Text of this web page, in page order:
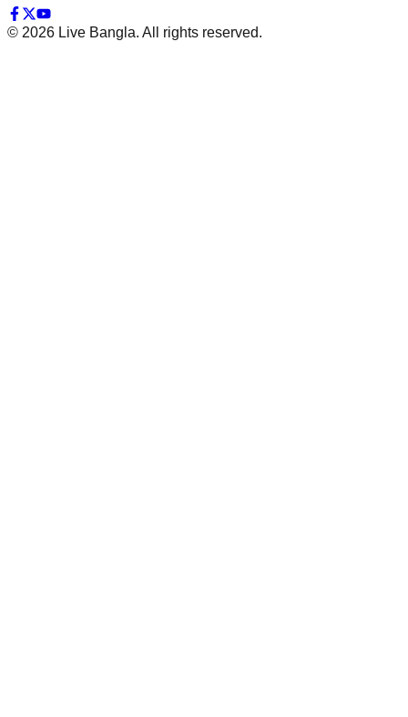
© 2026 Live Bangla. All rights reserved.